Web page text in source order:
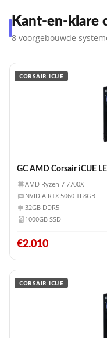
Kant-en-klare
8 voorgebouwde
CORSAIR ICUE
GC AMD Corsair iCUE
AMD Ryzen 7 7700X
NVIDIA RTX 5060 TI 8GB
32GB DDR5
1000GB SSD
€2.010
CORSAIR ICUE